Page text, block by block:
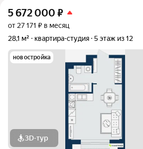
5 672 000 ₽
от 27 171 ₽ в месяц
28,1 м²
квартира-студия 5 этаж из 12
новостройка
3D-тур